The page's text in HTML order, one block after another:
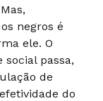
negros é
ele. O
passa,
de
do